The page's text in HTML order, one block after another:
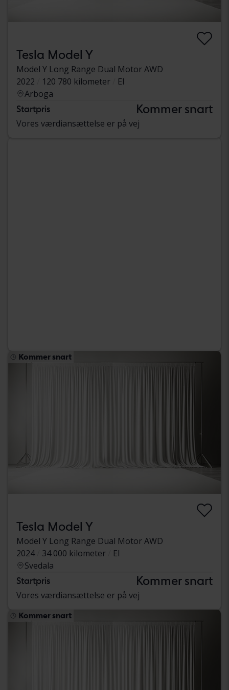
Tesla Model Y
Model Y Long Range Dual Motor AWD
2022
120 780 kilometer
El
Arboga
Startpris Kommer snart
Vores værdiansættelse er på vej
Kommer snart
Tesla Model Y
Model Y Long Range Dual Motor AWD
2024
34 000 kilometer
El
Svedala
Startpris Kommer snart
Vores værdiansættelse er på vej
Kommer snart